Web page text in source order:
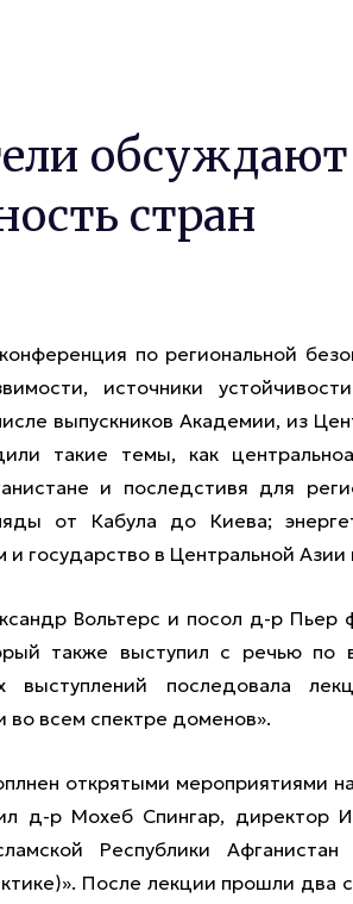
обсуждают
стран
по региональной
источники
выпускников Академии, из
такие темы, как
и последстивя для
от Кабула до Киева;
государство в Центральной Азии
Вольтерс и посол д-р Пьер
также выступил с речью по
выступлений последовала
во всем спектре доменов».
открятыми мероприятиями
д-р Мохеб Спингар, директор
Республики
После лекции прошли два